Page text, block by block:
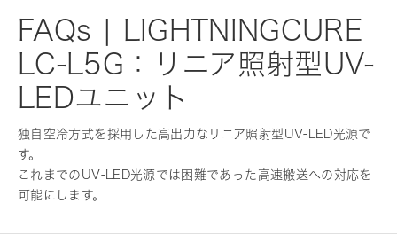
FAQs | LIGHTNINGCURE
LC-L5G：リニア照射型UV-
LEDユニット
独自空冷方式を採用した高出力なリニア照射型UV-LED光源で
す。
これまでのUV-LED光源では困難であった高速搬送への対応を
可能にします。